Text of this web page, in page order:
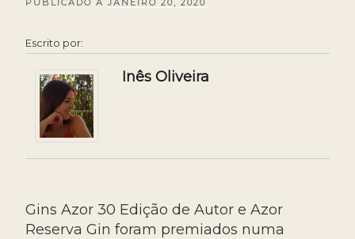
PUBLICADO APUBLICADO
JANEIRO 20, 2020
Escrito por:
Inês Oliveira
Gins Azor 30 Edição de Autor e Azor
Reserva Gin foram premiados numa